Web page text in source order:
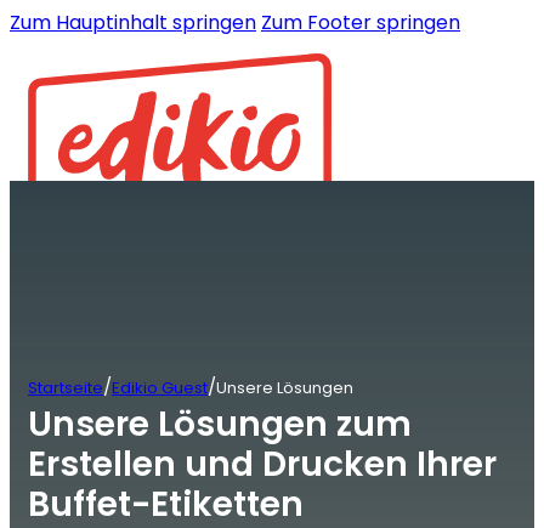
Zum Hauptinhalt springen Zum Footer springen
Startseite/Edikio Guest/Unsere Lösungen
Unsere Lösungen zum
Erstellen und Drucken Ihrer
Buffet-Etiketten